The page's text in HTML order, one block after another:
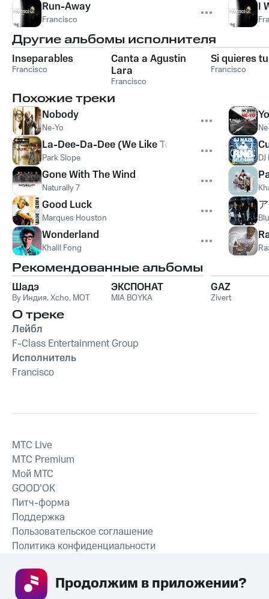
Run-Away
Francisco
I
Другие альбомы исполнителя
Inseparables
Francisco
Canta a Agustin
Lara
Francisco
Si quieres tu
Francisco
Похожие треки
Nobody
Ne-Yo
La-Dee-Da-Dee (We Like To Party) feat.
Park Slope
Gone With The Wind
Naturally 7
Good Luck
Marques Houston
Wonderland
Khalil Fong
Рекомендованные альбомы
Шадэ
By Индия,Xcho, MOT
ЭКСПОНАТ
MIA BOYKA
GAZ
Zivert
О треке
Лейбл
F-Class Entertainment Group
Исполнитель
Francisco
СКАЧАТЬ ПРИЛОЖЕНИЕ
MTС Live
MTС Premium
Мой МТС
GOOD’OK
Питч-форма
Поддержка
Пользовательское соглашение
Политика конфиденциальности